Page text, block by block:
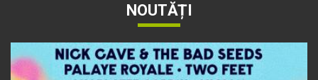
NOUTĂȚI